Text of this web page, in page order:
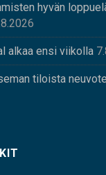
hyvän
alkaa ensi viikolla
tiloista